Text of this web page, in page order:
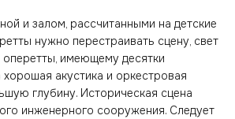
и залом, рассчитанными на детские
нужно перестраивать сцену, свет
оперетты, имеющему десятки
акустика и оркестровая
глубину. Историческая сцена
инженерного сооружения. Следует